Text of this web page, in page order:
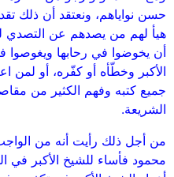
حسن نواياهم، ونعتقد أن ذلك
هيأ لهم من يصدهم عن التصدي
أن يخوضوا في رحابها ويغوصوا
الأكبر وخطّأه أو كفّره، أو لمن
جميع كتبه وفهم الكثير من
الشريعة.
من أجل ذلك رأيت أنه من الواجب
محمود فأساء للشيخ الأكبر في